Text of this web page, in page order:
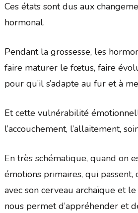
Ces états sont dus aux
hormonal.
Pendant la grossesse, les
faire maturer le fœtus, faire
pour qu’il s’adapte au fur et à
Et cette vulnérabilité
l’accouchement, l’allaitement,
En très schématique, quand on
émotions primaires, qui passent,
avec son cerveau archaïque et
nous permet d’appréhender et